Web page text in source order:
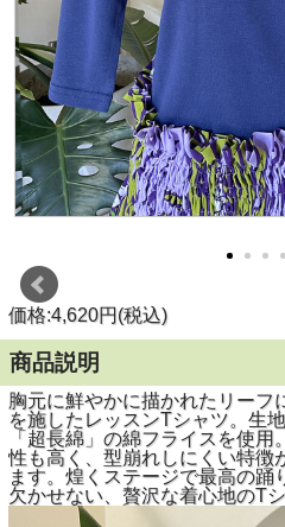
価格:4,620円(税込)
商品説明
胸元に鮮やかに描かれたリーフ
を施したレッスンTシャツ。生
「超長綿」の綿フライスを使
性も高く、型崩れしにくい特徴
ます。煌くステージで最高の踊
欠かせない、贅沢な着心地のTシ